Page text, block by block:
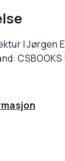
| Jørgen